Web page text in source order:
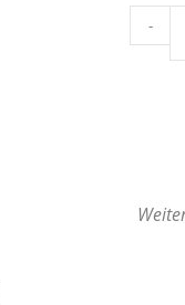
1
-